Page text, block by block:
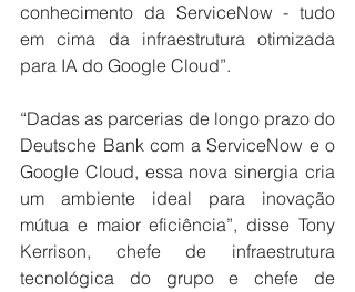
conhecimento da ServiceNow - tudo
em cima da infraestrutura otimizada
para IA do Google Cloud”.
“Dadas as parcerias de longo prazo do
Deutsche Bank com a ServiceNow e o
Google Cloud, essa nova sinergia cria
um ambiente ideal para inovação
mútua e maior eficiência”, disse Tony
Kerrison, chefe de infraestrutura
tecnológica do grupo e chefe de